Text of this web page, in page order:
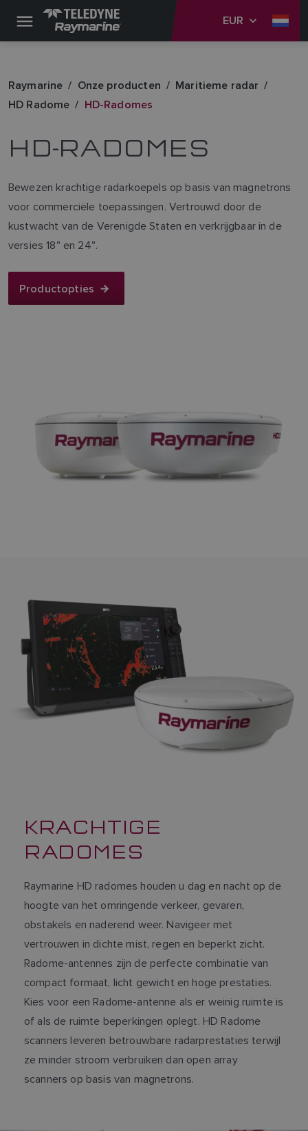
EUR
Raymarine Onze producten
Maritieme radar
HD Radome
HD-Radomes
HD-RADOMES
Bewezen krachtige radarkoepels op basis van magnetrons
voor commerciële toepassingen. Vertrouwd door de
kustwacht van de Verenigde Staten en verkrijgbaar in de
versies 18" en 24".
Productopties
KRACHTIGE
RADOMES
Raymarine HD radomes houden u dag en nacht op de
hoogte van het omringende verkeer, gevaren,
obstakels en naderend weer. Navigeer met
vertrouwen in dichte mist, regen en beperkt zicht.
Radome-antennes zijn de perfecte combinatie van
compact formaat, licht gewicht en hoge prestaties.
Kies voor een Radome-antenne als er weinig ruimte is
of als de ruimte beperkingen oplegt. HD Radome
scanners leveren betrouwbare radarprestaties terwijl
ze minder stroom verbruiken dan open array
scanners op basis van magnetrons.